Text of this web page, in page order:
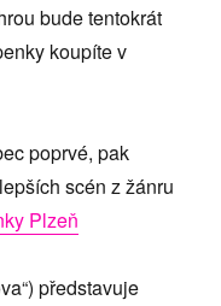
bude tentokrát
koupíte v
poprvé, pak
scén z žánru
Plzeň
představuje